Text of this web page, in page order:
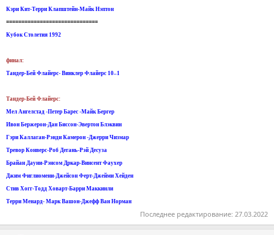
Кэри Кит-Терри Клапштейн-Майк Нэптон
==============================
Кубок Столетия 1992
финал:
Тандер-Бей Флайерс- Винклер Флайерс 10–1
Тандер-Бей Флайерс:
Мел Ангелстад -Петер Барес -Майк Бергер
Ивон Бержерон-Дан Биссон-Эвертон Блэквин
Гэри Каллаган-Рэнди Камерон -Джерри Чизмар
Тревор Конверс-Роб Дегань-Рэй Десуза
Брайан Дауни-Рэнсом Дркар-Винсент Фаухер
Джим Фиглиомени-Джейсон Ферт-Джейми Хейден
Стив Хогг-Тодд Ховарт-Барри Маккинли
Терри Менард- Марк Вашон-Джефф Ван Норман
Последнее редактирование: 27.03.2022